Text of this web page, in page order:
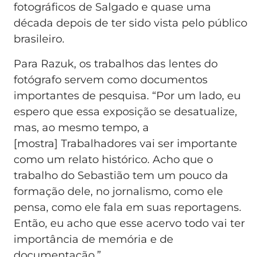
fotográficos de Salgado e quase uma
década depois de ter sido vista pelo público
brasileiro.
Para Razuk, os trabalhos das lentes do
fotógrafo servem como documentos
importantes de pesquisa. “Por um lado, eu
espero que essa exposição se desatualize,
mas, ao mesmo tempo, a
[mostra] Trabalhadores vai ser importante
como um relato histórico. Acho que o
trabalho do Sebastião tem um pouco da
formação dele, no jornalismo, como ele
pensa, como ele fala em suas reportagens.
Então, eu acho que esse acervo todo vai ter
importância de memória e de